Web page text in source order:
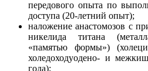
передового опыта по
доступа (20-летний опыт);
наложение анастомозов с
никелида титана
«памятью формы»)
холедоходуодено- и
года);